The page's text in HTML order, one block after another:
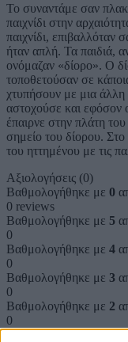
Το συναντάμε σαν
παιχνίδι στην
παιχνίδι, επιβαλλόταν
ήταν απλή. Τα παιδιά,
ονόμαζαν «δίορο». Ο
τοποθετούσαν σε
χτυπήσουν με μια
αστοχούσε και εφόσον
έπαιρνε στην πλάτη
σημείο του δίορου. Στο
του ηττημένου με τις
Αξιολογήσεις (0)
Βαθμολογήθηκε με 0
0 reviews
Βαθμολογήθηκε με 5
0
Βαθμολογήθηκε με 4
0
Βαθμολογήθηκε με 3
0
Βαθμολογήθηκε με 2
0
Βαθμολογήθηκε με1